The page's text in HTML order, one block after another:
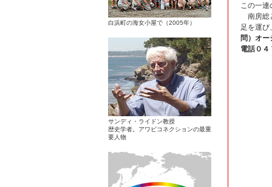
白浜町の海女小屋で（2005年）
サンディ・ライドン教授
歴史学者。アワビコネクションの最重
要人物
この一連
南房総
足を運び
問）オ
電話０４